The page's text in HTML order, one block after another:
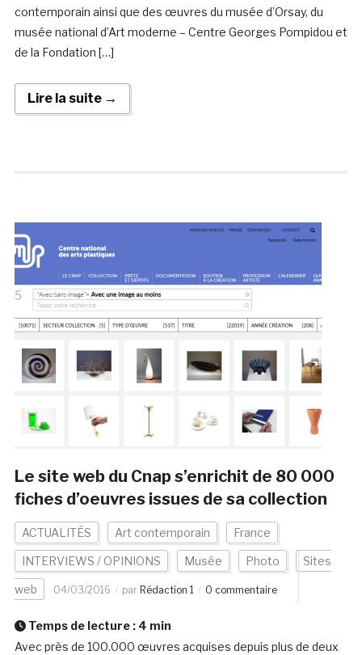
contemporain ainsi que des œuvres du musée d’Orsay, du
musée national d’Art moderne – Centre Georges Pompidou et
de la Fondation […]
Lire la suite →
Le site web du Cnap s’enrichit de 80 000
fiches d’oeuvres issues de sa collection
ACTUALITÉS Art contemporain France
INTERVIEWS / OPINIONS Musée Photo Sites
web 04/03/2016 par Rédaction 1 0 commentaire
Temps de lecture : 4 min
Avec près de 100.000 œuvres acquises depuis plus de deux